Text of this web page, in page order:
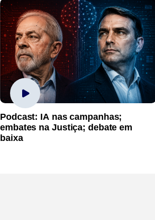
Podcast: IA nas campanhas;
embates na Justiça; debate em
baixa